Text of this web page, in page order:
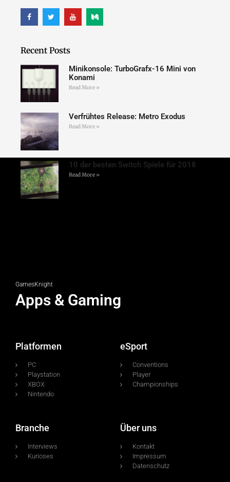
Recent Posts
Minikonsole: TurboGrafx-16 Mini von
Konami
Read More »
Verfrühtes Release: Metro Exodus
Read More »
10 der besten Switch Spiele für 2018
Read More »
GamesKnight
Apps & Gaming
Platformen
PC
Playstation
XBOX
Nintendo
eSport
Conventions
Player
Championships
Branche
Interviews
Kurioses
Über uns
Kontakt
Impressum
Datenschutz